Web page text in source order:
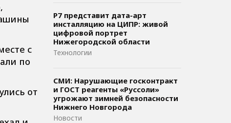
с
по
от
Р7 представит дата-арт
инсталляцию на ЦИПР: живой
цифровой портрет
Нижегородской области
Технологии
СМИ: Нарушающие госконтракт
и ГОСТ реагенты «Руссоли»
угрожают зимней безопасности
Нижнего Новгорода
Новости